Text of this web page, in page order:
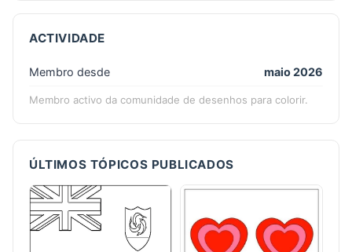
ACTIVIDADE
Membro desde maio 2026
Membro activo da comunidade de desenhos para colorir.
ÚLTIMOS TÓPICOS PUBLICADOS